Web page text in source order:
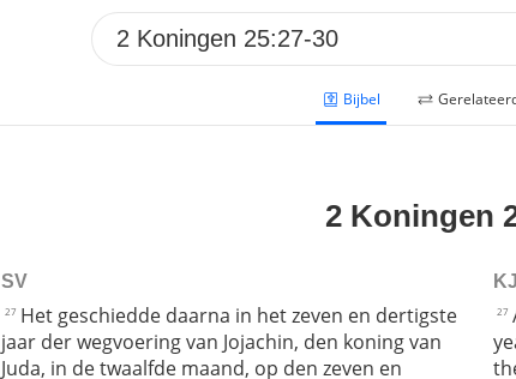
Bijbel
2 Koningen
SV
27 Het geschiedde daarna in het zeven en dertigste
jaar der wegvoering van Jojachin, den koning van
Juda, in de twaalfde maand, op den zeven en
27